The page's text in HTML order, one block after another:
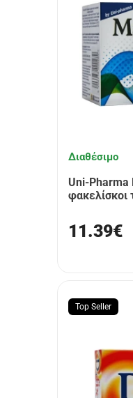
Διαθέσιμο
Uni-Pharma
φακελίσκοι
11.39€
Top Seller